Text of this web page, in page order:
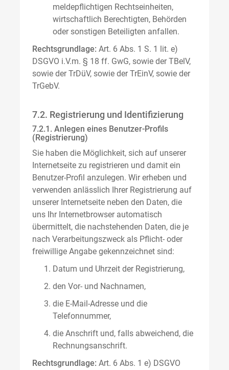
meldepflichtigen Rechtseinheiten,
wirtschaftlich Berechtigten, Behörden
oder sonstigen Beteiligten anfallen.
Rechtsgrundlage: Art. 6 Abs. 1 S. 1 lit. e)
DSGVO i.V.m. § 18 ff. GwG, sowie der TBelV,
sowie der TrDüV, sowie der TrEinV, sowie der
TrGebV.
7.2. Registrierung und Identifizierung
7.2.1. Anlegen eines Benutzer-Profils
(Registrierung)
Sie haben die Möglichkeit, sich auf unserer
Internetseite zu registrieren und damit ein
Benutzer-Profil anzulegen. Wir erheben und
verwenden anlässlich Ihrer Registrierung auf
unserer Internetseite neben den Daten, die
uns Ihr Internetbrowser automatisch
übermittelt, die nachstehenden Daten, die je
nach Verarbeitungszweck als Pflicht- oder
freiwillige Angabe gekennzeichnet sind:
Datum und Uhrzeit der Registrierung,
den Vor- und Nachnamen,
die E-Mail-Adresse und die
Telefonnummer,
die Anschrift und, falls abweichend, die
Rechnungsanschrift.
Rechtsgrundlage: Art. 6 Abs. 1 e) DSGVO